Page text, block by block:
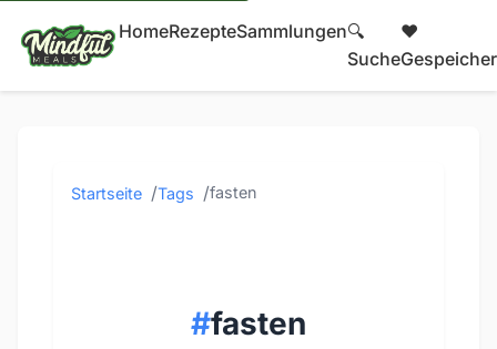
HomeRezepteSammlungen🔍
Suche
❤️
Startseite Tags fasten
#fasten